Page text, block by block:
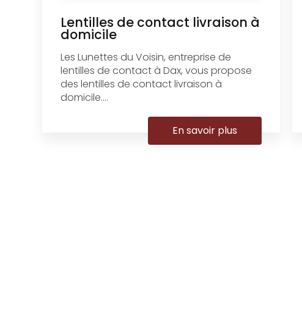
Lentilles de contact livraison à
domicile
Les Lunettes du Voisin, entreprise de
lentilles de contact à Dax, vous propose
des lentilles de contact livraison à
domicile....
En savoir plus